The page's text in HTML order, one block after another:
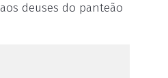
deuses do panteão